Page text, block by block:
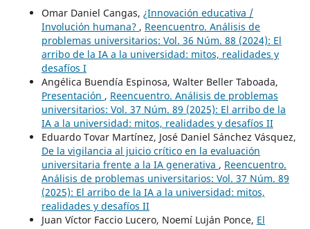
Omar Daniel Cangas, ¿Innovación educativa /
Involución humana? , Reencuentro. Análisis de
problemas universitarios: Vol. 36 Núm. 88 (2024): El
arribo de la IA a la universidad: mitos, realidades y
desafíos I
Angélica Buendía Espinosa, Walter Beller Taboada,
Presentación , Reencuentro. Análisis de problemas
universitarios: Vol. 37 Núm. 89 (2025): El arribo de la
IA a la universidad: mitos, realidades y desafíos II
Eduardo Tovar Martínez, José Daniel Sánchez Vásquez,
De la vigilancia al juicio crítico en la evaluación
universitaria frente a la IA generativa , Reencuentro.
Análisis de problemas universitarios: Vol. 37 Núm. 89
(2025): El arribo de la IA a la universidad: mitos,
realidades y desafíos II
Juan Víctor Faccio Lucero, Noemí Luján Ponce, El